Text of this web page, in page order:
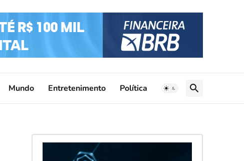
Mundo Entretenimento Política